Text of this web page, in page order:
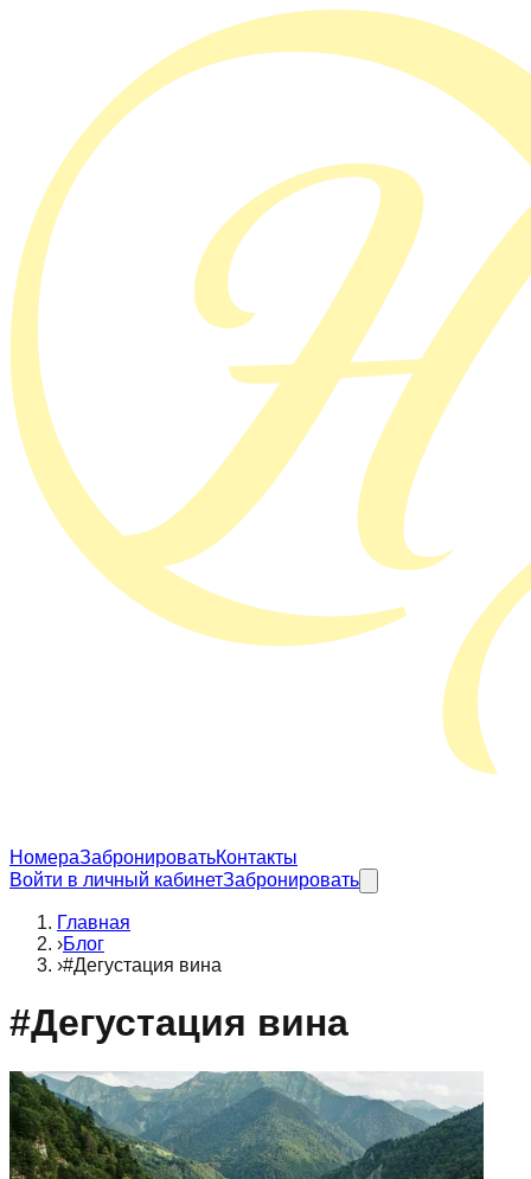
НомераЗабронироватьКонтакты
Войти в личный кабинетЗабронировать
Главная
›Блог
›#Дегустация вина
#Дегустация вина